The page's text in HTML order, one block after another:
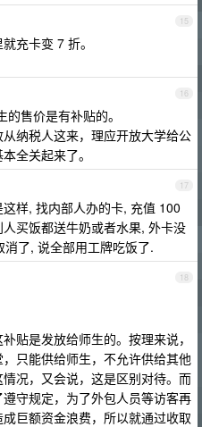
15
充卡变 7 折。
16
的售价是有补贴的。
纳税人这来，理应开放大学给公
全关起来了。
17
样, 找内部人办的卡, 充值 100
买饭都送牛奶或者水果, 外卡没
了, 说全部用工牌吃饭了.
18
贴是发放给师生的。按理来说，
只能供给师生，不允许供给其他
况，又会说，这是区别对待。而
守规定，为了外包人员等访客再
巨额资金浪费，所以就通过收取